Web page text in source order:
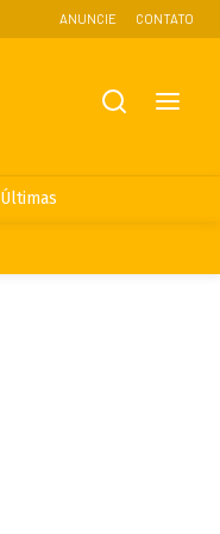
ANUNCIE CONTATO
Últimas